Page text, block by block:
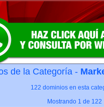
de la Categoría -
122 dominios en esta
Mostrando 1 de 122